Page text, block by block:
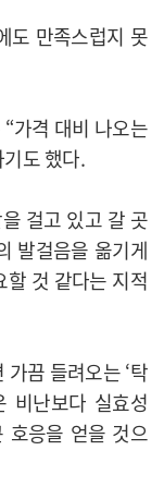
도 만족스럽지 못
가격 대비 나오는
도 했다.
걸고 있고 갈 곳
발걸음을 옮기게
것 같다는 지적
끔 들려오는 ‘탁
비난보다 실효성
호응을 얻을 것으